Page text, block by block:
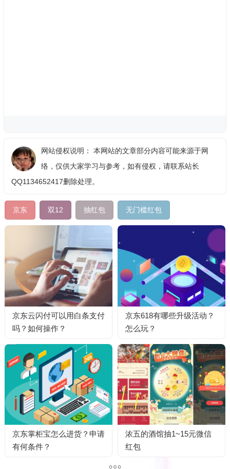
网站侵权说明： 本网站的文章部分内容可能来源于网
络，仅供大家学习与参考，如有侵权，请联系站长
QQ1134652417删除处理。
京东 双12 抽红包 无门槛红包
京东云闪付可以用白条支付
吗？如何操作？
京东618有哪些升级活动？
怎么玩？
京东掌柜宝怎么进货？申请
有何条件？
浓五的酒馆抽1~15元微信
红包